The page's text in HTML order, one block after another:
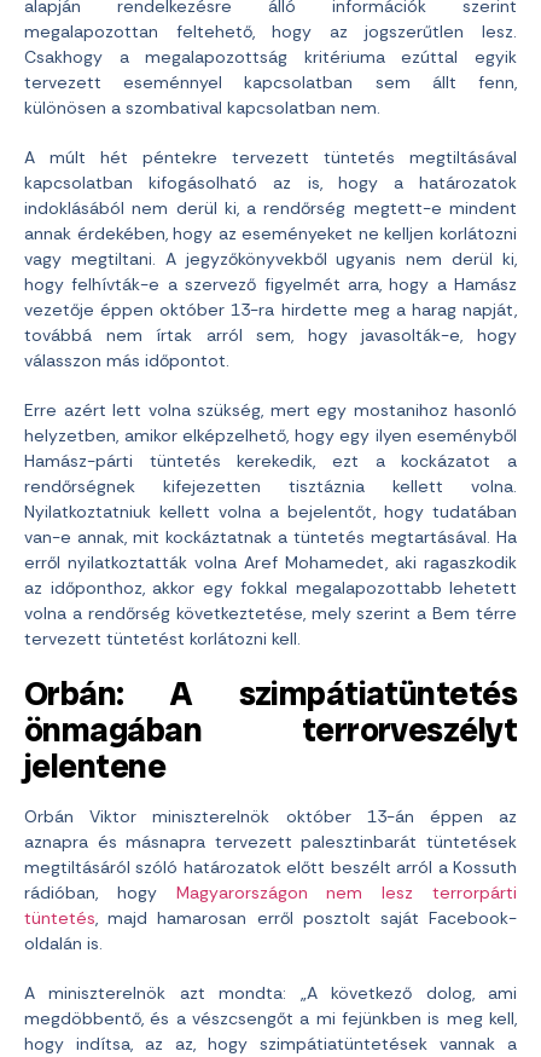
alapján rendelkezésre álló információk szerint
megalapozottan feltehető, hogy az jogszerűtlen lesz.
Csakhogy a megalapozottság kritériuma ezúttal egyik
tervezett eseménnyel kapcsolatban sem állt fenn,
különösen a szombatival kapcsolatban nem.
A múlt hét péntekre tervezett tüntetés megtiltásával
kapcsolatban kifogásolható az is, hogy a határozatok
indoklásából nem derül ki, a rendőrség megtett-e mindent
annak érdekében, hogy az eseményeket ne kelljen korlátozni
vagy megtiltani. A jegyzőkönyvekből ugyanis nem derül ki,
hogy felhívták-e a szervező figyelmét arra, hogy a Hamász
vezetője éppen október 13-ra hirdette meg a harag napját,
továbbá nem írtak arról sem, hogy javasolták-e, hogy
válasszon más időpontot.
Erre azért lett volna szükség, mert egy mostanihoz hasonló
helyzetben, amikor elképzelhető, hogy egy ilyen eseményből
Hamász-párti tüntetés kerekedik, ezt a kockázatot a
rendőrségnek kifejezetten tisztáznia kellett volna.
Nyilatkoztatniuk kellett volna a bejelentőt, hogy tudatában
van-e annak, mit kockáztatnak a tüntetés megtartásával. Ha
erről nyilatkoztatták volna Aref Mohamedet, aki ragaszkodik
az időponthoz, akkor egy fokkal megalapozottabb lehetett
volna a rendőrség következtetése, mely szerint a Bem térre
tervezett tüntetést korlátozni kell.
Orbán: A szimpátiatüntetés
önmagában terrorveszélyt
jelentene
Orbán Viktor miniszterelnök október 13-án éppen az
aznapra és másnapra tervezett palesztinbarát tüntetések
megtiltásáról szóló határozatok előtt beszélt arról a Kossuth
rádióban, hogy Magyarországon nem lesz terrorpárti
tüntetés, majd hamarosan erről posztolt saját Facebook-
oldalán is.
A miniszterelnök azt mondta: „A következő dolog, ami
megdöbbentő, és a vészcsengőt a mi fejünkben is meg kell,
hogy indítsa, az az, hogy szimpátiatüntetések vannak a